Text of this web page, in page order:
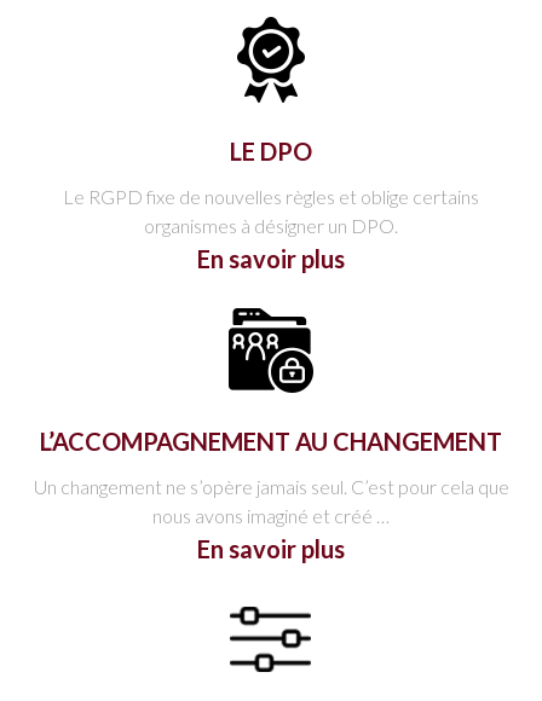
LE DPO
Le RGPD fixe de nouvelles règles et oblige certains
organismes à désigner un DPO.
En savoir plus
L’ACCOMPAGNEMENT AU CHANGEMENT
Un changement ne s’opère jamais seul. C’est pour cela que
nous avons imaginé et créé …
En savoir plus